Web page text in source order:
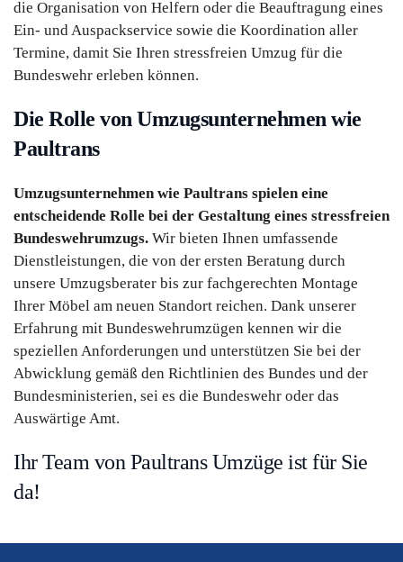
die Organisation von Helfern oder die Beauftragung eines
Ein- und Auspackservice sowie die Koordination aller
Termine, damit Sie Ihren stressfreien Umzug für die
Bundeswehr erleben können.
Die Rolle von Umzugsunternehmen wie
Paultrans
Umzugsunternehmen wie Paultrans spielen eine
entscheidende Rolle bei der Gestaltung eines stressfreien
Bundeswehrumzugs. Wir bieten Ihnen umfassende
Dienstleistungen, die von der ersten Beratung durch
unsere Umzugsberater bis zur fachgerechten Montage
Ihrer Möbel am neuen Standort reichen. Dank unserer
Erfahrung mit Bundeswehrumzügen kennen wir die
speziellen Anforderungen und unterstützen Sie bei der
Abwicklung gemäß den Richtlinien des Bundes und der
Bundesministerien, sei es die Bundeswehr oder das
Auswärtige Amt.
Ihr Team von Paultrans Umzüge ist für Sie
da!